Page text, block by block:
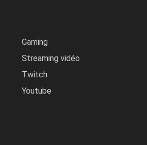
Gaming
Streaming vidéo
Twitch
Youtube